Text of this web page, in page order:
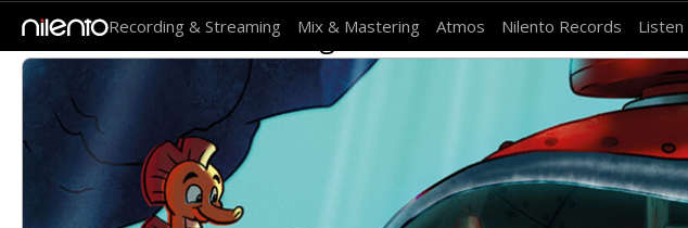
Recording & Streaming Mix & Mastering Atmos Nilento Records Listen
Bamse och havets hemlighet